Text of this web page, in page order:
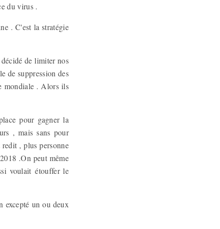
du virus .
. C'est la stratégie
de limiter nos
de suppression des
mondiale . Alors ils
pour gagner la
, mais sans pour
, plus personne
.On peut même
voulait étouffer le
excepté un ou deux